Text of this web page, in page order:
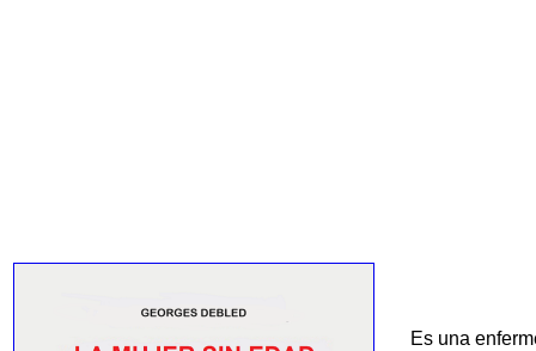
Es una